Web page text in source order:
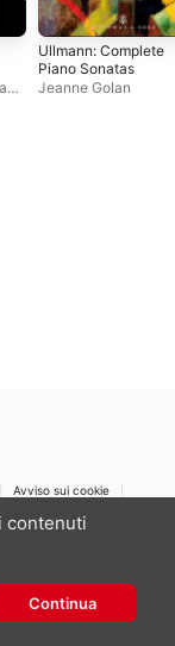
Ullmann: Complete
Piano Sonatas
Jeanne Golan
Avviso sui cookie
contenuti
Continua